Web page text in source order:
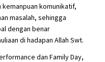
komunikatif,
masalah, sehingga
dengan benar
di hadapan Allah Swt.
dan Family Day,